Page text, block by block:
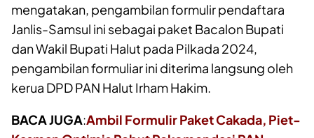
mengatakan, pengambilan formulir pendaftara
Janlis-Samsul ini sebagai paket Bacalon Bupati
dan Wakil Bupati Halut pada Pilkada 2024,
pengambilan formuliar ini diterima langsung oleh
kerua DPD PAN Halut Irham Hakim.
BACA JUGA:Ambil Formulir Paket Cakada, Piet-